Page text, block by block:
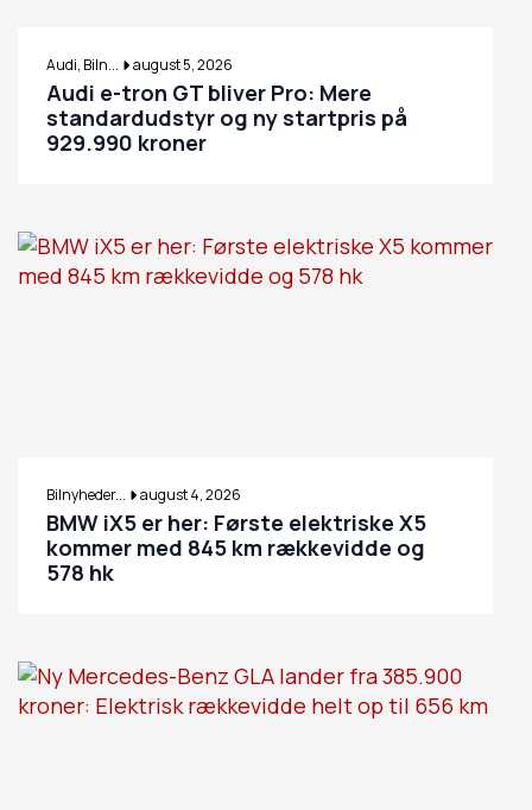
Audi, Biln... august 5, 2026
Audi e-tron GT bliver Pro: Mere
standardudstyr og ny startpris på
929.990 kroner
Bilnyheder... august 4, 2026
BMW iX5 er her: Første elektriske X5
kommer med 845 km rækkevidde og
578 hk